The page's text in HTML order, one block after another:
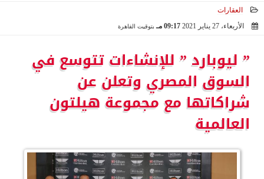
العقارات
الأربعاء، 27 يناير 2021
09:17 مـ بتوقيت القاهرة
” ليوبارد ” للإنشاءات تتوسع في
السوق المصري وتعلن عن
شراكاتها مع مجموعة هيلتون
العالمية